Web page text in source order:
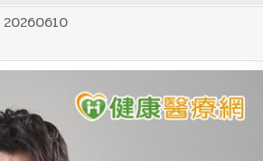
20260610